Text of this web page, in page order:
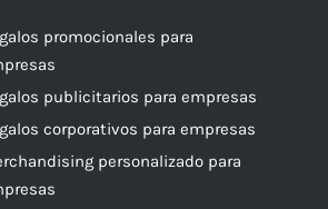
promocionales para
publicitarios para empresas
corporativos para empresas
personalizado para